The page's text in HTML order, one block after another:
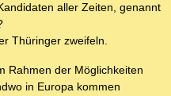
aller Zeiten, genannt
Thüringer zweifeln.
Rahmen der Möglichkeiten
in Europa kommen